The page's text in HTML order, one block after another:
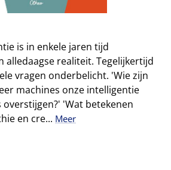
is in enkele jaren tijd
alledaagse realiteit. Tegelijkertijd
vragen onderbelicht. 'Wie zijn
machines onze intelligentie
'Wat betekenen
en cre... Meer